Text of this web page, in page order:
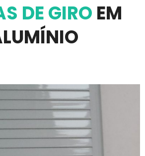
DE GIRO EM